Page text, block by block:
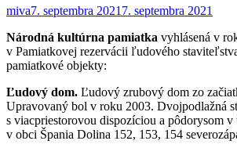
miva7. septembra 2021 7. septembra 2021
Národná kultúrna pamiatka vyhlásená v
v Pamiatkovej rezervácii ľudového
pamiatkové objekty:
Ľudový dom. Ľudový zrubový dom zo
Upravovaný bol v roku 2003. Dvojpodlažná
s viacpriestorovou dispozíciou a pôdorysom v
v obci Špania Dolina 152, 153, 154